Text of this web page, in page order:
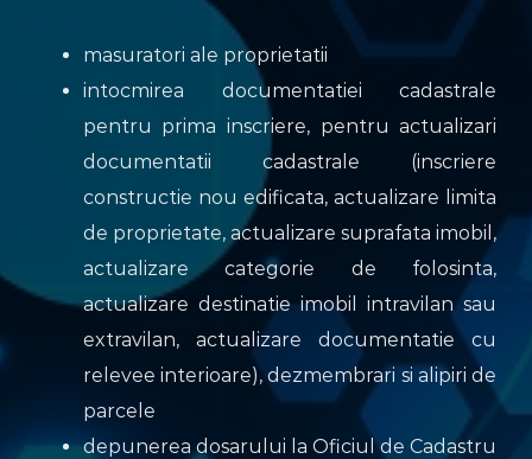
masuratori ale proprietatii
intocmirea documentatiei cadastrale
pentru prima inscriere, pentru actualizari
documentatii cadastrale (inscriere
constructie nou edificata, actualizare limita
de proprietate, actualizare suprafata imobil,
actualizare categorie de folosinta,
actualizare destinatie imobil intravilan sau
extravilan, actualizare documentatie cu
relevee interioare), dezmembrari si alipiri de
parcele
depunerea dosarului la Oficiul de Cadastru